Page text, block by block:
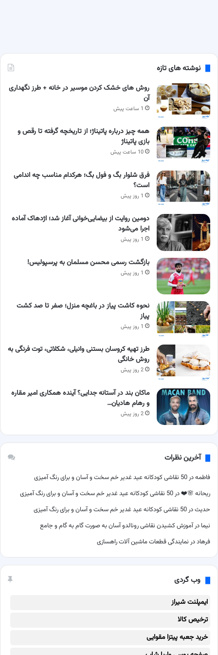
نوشته های تازه
روش های خشک کردن موسیر در خانه + طرز نگهداری
آن
1 ساعت پیش
همه چیز درباره پاتیناژ؛ از تاریخچه گرفته تا رقص و
بازی پاتیناژ
10 ساعت پیش
فرق شلوار بگ و فول بگ؛ هرکدام مناسب چه اندامی
است؟
1 روز پیش
دومین روایت از بیضایی‌خوانی آغاز شد؛ اژدهاک آماده
اجرا می‌شود
1 روز پیش
بازگشت رسمی محسن مسلمان به پرسپولیس!
1 روز پیش
نحوه کاشت پیاز در باغچه منزل؛ صفر تا صد کشت
پیاز
1 روز پیش
طرز تهیه کروسان بستنی وانیلی، شکلاتی، توت فرنگی به
روش خانگی
2 روز پیش
ماکان بند در آستانه جدایی؟ آینده همکاری امیر مقاره
و رهام هادیان…
2 روز پیش
آخرین نظرات
فاطمهدر50 نقاشی کودکانه عید غدیر خم سخت و آسان و برای رنگ آمیزی
ریحانه 🌸❤️در50 نقاشی کودکانه عید غدیر خم سخت و آسان و برای رنگ آمیزی
حدیثدر50 نقاشی کودکانه عید غدیر خم سخت و آسان و برای رنگ آمیزی
نیما درآموزش کشیدن نقاشی رونالدو آسان به صورت گام به گام و جامع
فرهاددر نمایندگی قطعات ماشین آلات راهسازی
وب گردی
ایمپلنت شیراز
ترخیص کالا
خرید جعبه پیتزا مقوایی